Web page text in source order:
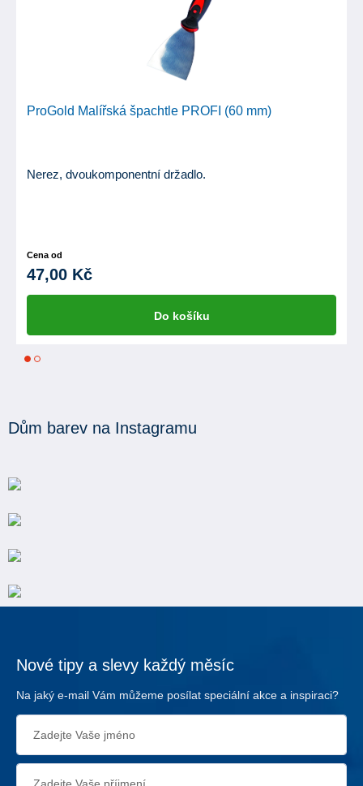
ProGold Malířská špachtle PROFI (60 mm)
Nerez, dvoukomponentní držadlo.
Cena od
47,00 Kč
Do košíku
1
Dům barev na Instagramu
Nové tipy a slevy každý měsíc
Na jaký e-mail Vám můžeme posílat speciální akce a inspiraci?